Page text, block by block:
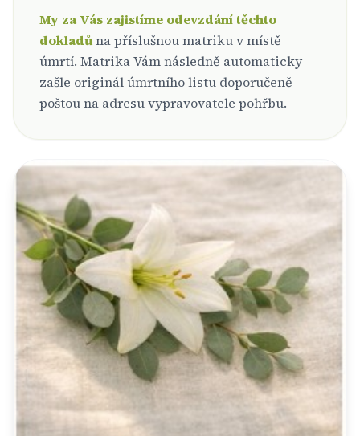
My za Vás zajistíme odevzdání těchto
dokladůna příslušnou matriku v místě
úmrtí. Matrika Vám následně automaticky
zašle originál úmrtního listu doporučeně
poštou na adresu vypravovatele pohřbu.